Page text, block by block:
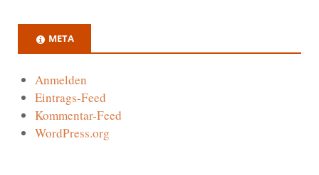
META
Anmelden
Eintrags-Feed
Kommentar-Feed
WordPress.org